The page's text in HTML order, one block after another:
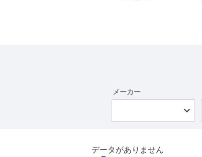
メーカー
データがありません